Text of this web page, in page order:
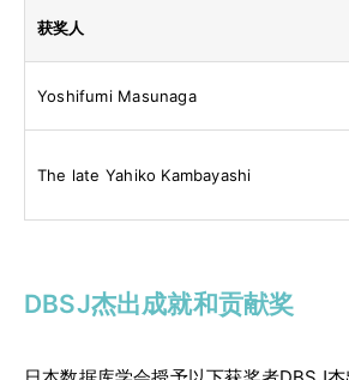
获奖人
Yoshifumi Masunaga
The late Yahiko Kambayashi
DBSJ杰出成就和贡献奖